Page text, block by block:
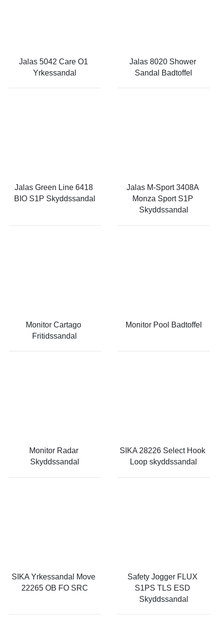
Jalas 5042 Care O1
Yrkessandal
Jalas 8020 Shower
Sandal Badtoffel
Jalas Green Line 6418
BIO S1P Skyddssandal
Jalas M-Sport 3408A
Monza Sport S1P
Skyddssandal
Monitor Cartago
Fritidssandal
Monitor Pool Badtoffel
Monitor Radar
Skyddssandal
SIKA 28226 Select Hook
Loop skyddssandal
SIKA Yrkessandal Move
22265 OB FO SRC
Safety Jogger FLUX
S1PS TLS ESD
Skyddssandal